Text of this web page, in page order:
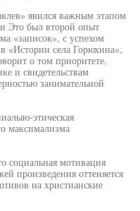
явился важным этапом
Это был второй опыт
«записок», с успехом
«Истории села Горюхина»,
о том приоритете,
и свидетельствам
занимательной
этическая
максимализма
социальная мотивация
произведения оттеняется
на христианские